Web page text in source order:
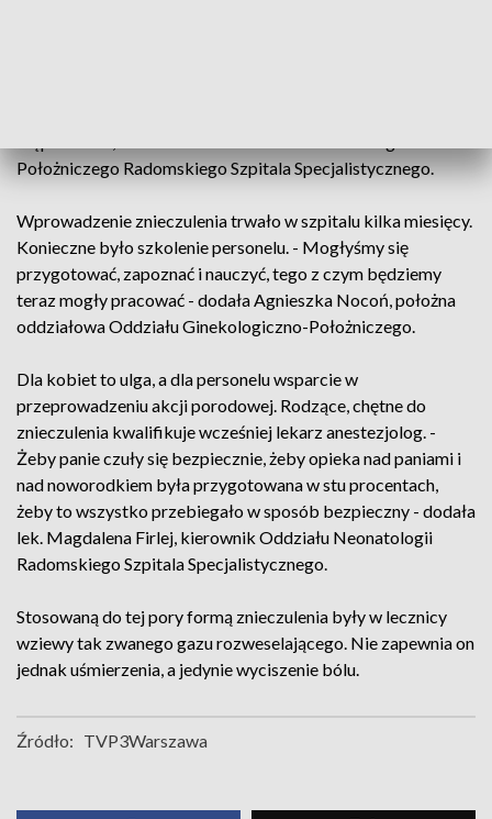
Położniczego Radomskiego Szpitala Specjalistycznego.
Wprowadzenie znieczulenia trwało w szpitalu kilka miesięcy.
Konieczne było szkolenie personelu. - Mogłyśmy się
przygotować, zapoznać i nauczyć, tego z czym będziemy
teraz mogły pracować - dodała Agnieszka Nocoń, położna
oddziałowa Oddziału Ginekologiczno-Położniczego.
Dla kobiet to ulga, a dla personelu wsparcie w
przeprowadzeniu akcji porodowej. Rodzące, chętne do
znieczulenia kwalifikuje wcześniej lekarz anestezjolog. -
Żeby panie czuły się bezpiecznie, żeby opieka nad paniami i
nad noworodkiem była przygotowana w stu procentach,
żeby to wszystko przebiegało w sposób bezpieczny - dodała
lek. Magdalena Firlej, kierownik Oddziału Neonatologii
Radomskiego Szpitala Specjalistycznego.
Stosowaną do tej pory formą znieczulenia były w lecznicy
wziewy tak zwanego gazu rozweselającego. Nie zapewnia on
jednak uśmierzenia, a jedynie wyciszenie bólu.
Źródło: TVP3Warszawa